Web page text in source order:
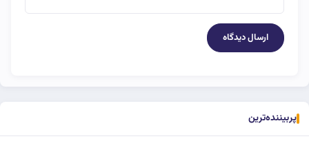
پربیننده‌ترین